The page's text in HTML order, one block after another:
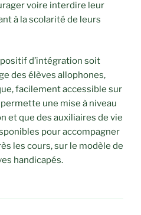
voire interdire leur
à la scolarité de leurs
d’intégration soit
des élèves allophones,
facilement accessible sur
une mise à niveau
et que des auxiliaires de vie
pour accompagner
les cours, sur le modèle de
handicapés.